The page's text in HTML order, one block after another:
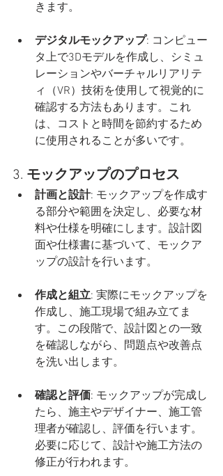
きます。
デジタルモックアップ: コンピュー
タ上で3Dモデルを作成し、シミュ
レーションやバーチャルリアリテ
ィ（VR）技術を使用して視覚的に
確認する方法もあります。これ
は、コストと時間を節約するため
に使用されることが多いです。
3. モックアップのプロセス
計画と設計: モックアップを作成す
る部分や範囲を決定し、必要な材
料や仕様を明確にします。設計図
面や仕様書に基づいて、モックア
ップの設計を行います。
作成と組立: 実際にモックアップを
作成し、施工現場で組み立てま
す。この段階で、設計図との一致
を確認しながら、問題点や改善点
を洗い出します。
確認と評価: モックアップが完成し
たら、施主やデザイナー、施工管
理者が確認し、評価を行います。
必要に応じて、設計や施工方法の
修正が行われます。